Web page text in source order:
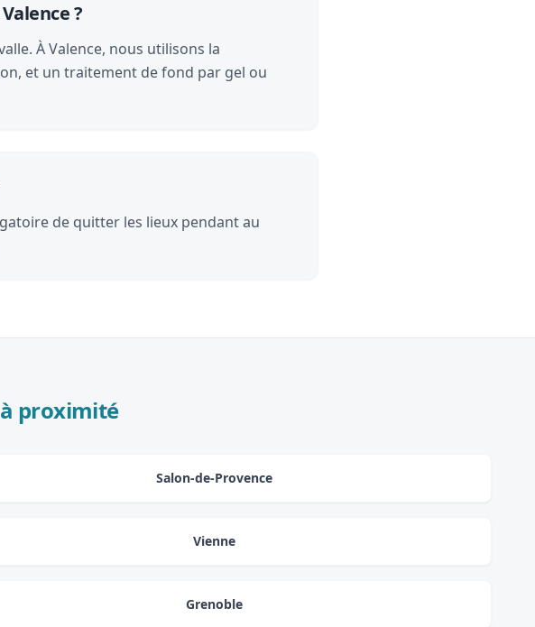
?
À Valence, nous utilisons la
et un traitement de fond par gel ou
de quitter les lieux pendant au
proximité
Salon-de-Provence
Vienne
Grenoble